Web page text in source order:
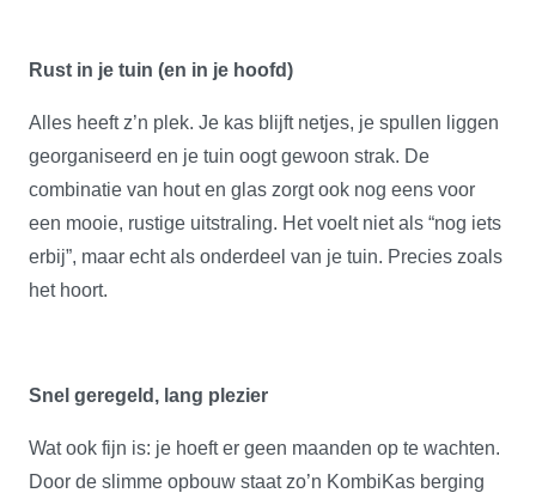
Rust in je tuin (en in je hoofd)
Alles heeft z’n plek. Je kas blijft netjes, je spullen liggen
georganiseerd en je tuin oogt gewoon strak. De
combinatie van hout en glas zorgt ook nog eens voor
een mooie, rustige uitstraling. Het voelt niet als “nog iets
erbij”, maar echt als onderdeel van je tuin. Precies zoals
het hoort.
Snel geregeld, lang plezier
Wat ook fijn is: je hoeft er geen maanden op te wachten.
Door de slimme opbouw staat zo’n KombiKas berging